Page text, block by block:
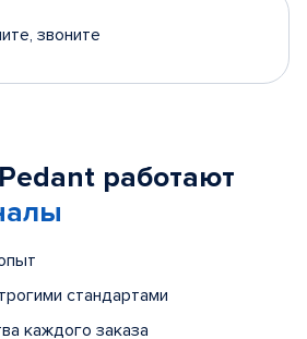
звоните
работают
стандартами
каждого заказа